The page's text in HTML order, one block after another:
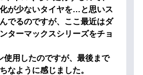
が少ないタイヤを…と思いス
でるのですが、ここ最近はダ
ターマックスシリーズをチョ
使用したのですが、最後まで
なように感じました。